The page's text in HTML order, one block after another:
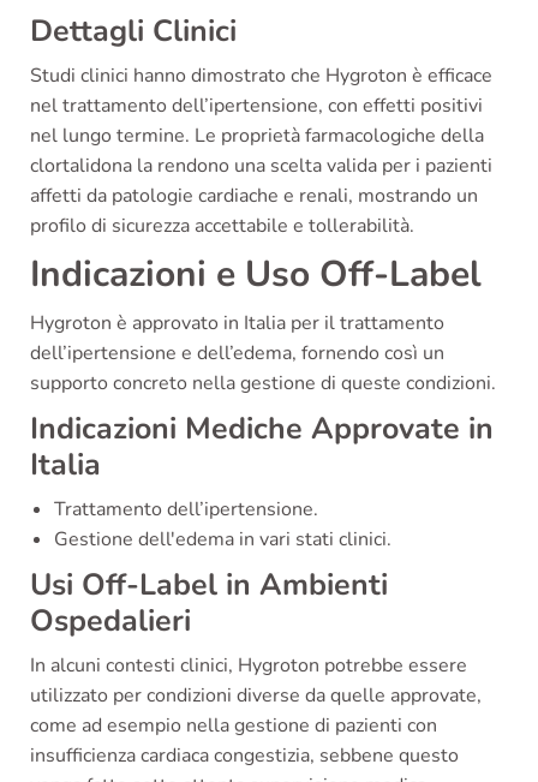
Dettagli Clinici
Studi clinici hanno dimostrato che Hygroton è efficace
nel trattamento dell’ipertensione, con effetti positivi
nel lungo termine. Le proprietà farmacologiche della
clortalidona la rendono una scelta valida per i pazienti
affetti da patologie cardiache e renali, mostrando un
profilo di sicurezza accettabile e tollerabilità.
Indicazioni e Uso Off-Label
Hygroton è approvato in Italia per il trattamento
dell’ipertensione e dell’edema, fornendo così un
supporto concreto nella gestione di queste condizioni.
Indicazioni Mediche Approvate in
Italia
Trattamento dell’ipertensione.
Gestione dell'edema in vari stati clinici.
Usi Off-Label in Ambienti
Ospedalieri
In alcuni contesti clinici, Hygroton potrebbe essere
utilizzato per condizioni diverse da quelle approvate,
come ad esempio nella gestione di pazienti con
insufficienza cardiaca congestizia, sebbene questo